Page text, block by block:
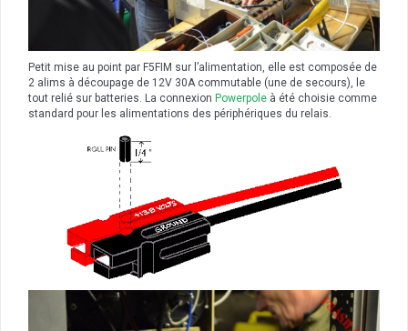
Petit mise au point par F5FIM sur l’alimentation, elle est composée de
2 alims à découpage de 12V 30A commutable (une de secours), le
tout relié sur batteries. La connexion Powerpole à été choisie comme
standard pour les alimentations des périphériques du relais.